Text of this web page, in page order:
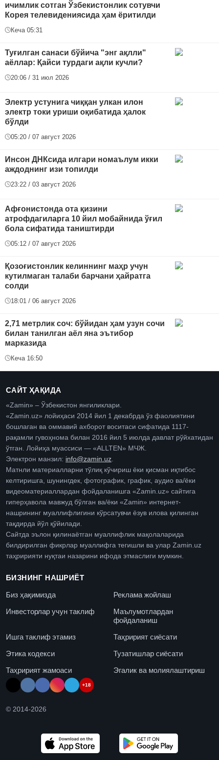
ичимлик сотган Ўзбекистонлик сотувчи
Корея телевидениясида ҳам ёритилди
Кеча 05:31
Туғилган санаси бўйича "энг ақлли"
аёллар: Қайси турдаги ақли кучли?
20:06 / 31 июл 2026
Электр устунига чиққан улкан илон
электр токи уриши оқибатида ҳалок
бўлди
05:20 / 07 август 2026
Инсон ДНКсида илгари номаълум икки
аждоднинг изи топилди
23:22 / 03 август 2026
Афғонистонда ота қизини
атрофдагиларга 10 йил мобайнида ўғил
бола сифатида таништирди
05:12 / 07 август 2026
Қозоғистонлик келиннинг маҳр учун
кутилмаган талаби барчани ҳайратга
солди
18:01 / 06 август 2026
2,71 метрлик соч: бўйидан ҳам узун сочи
билан танилган аёл яна эътибор
марказида
Кеча 16:50
САЙТ ҲАҚИДА
«Zamin» – Ўзбекистон янгиликлари.
«Zamin.uz» лойиҳаси 2014 йил 1 декабрда ўз фаолиятини
бошлаган ва оммавий ахборот воситаси сифатида 1117-
рақамли гувоҳнома билан 2016 йил 5 июлда давлат рўйхатидан
ўтган. Лойиҳа муассиси — «ALLTEN» МЧЖ.
Электрон манзил: info@zamin.uz
Матнли материалларни тўлиқ кўчириш ёки қисман иқтибос
келтиришга, шунингдек, фотографик, график, аудио ва/ёки
видеоматериаллардан фойдаланишга «Zamin.uz» сайтига
гиперҳавола мавжуд бўлган ва/ёки «Zamin» интернет-
нашрининг муаллифлигини кўрсатувчи ёзув илова қилинган
тақдирда йўл қўйилади.
Сайтда эълон қилинаётган муаллифлик мақолаларида
билдирилган фикрлар муаллифга тегишли ва улар Zamin.uz
таҳририяти нуқтаи назарини ифода этмаслиги мумкин.
БИЗНИНГ НАШРИЁТ
Биз ҳақимизда
Реклама жойлаш
Инвесторлар учун таклиф
Маълумотлардан
фойдаланиш
Ишга таклиф этамиз
Таҳририят сиёсати
Этика кодекси
Тузатишлар сиёсати
Таҳририят жамоаси
Эгалик ва молиялаштириш
+18
© 2014-2026